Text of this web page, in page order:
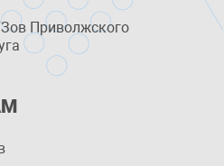
Приволжского